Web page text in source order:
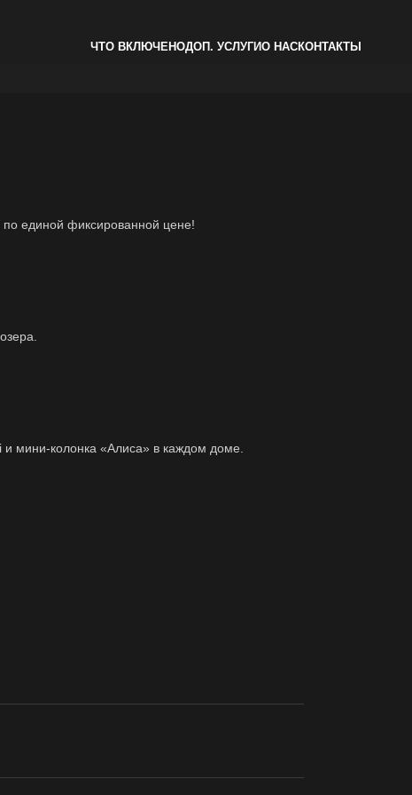
ЧТО ВКЛЮЧЕНОДОП. УСЛУГИО НАСКОНТАКТЫ
единой фиксированной цене!
мини-колонка «Алиса» в каждом доме.